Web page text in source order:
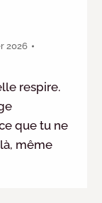
2026
respire.
que tu ne
même